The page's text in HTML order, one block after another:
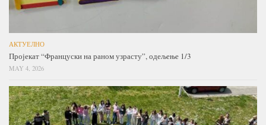
АКТУЕЛНО
Пројекат “Француски на раном узрасту”, одељење 1/3
MAY 4, 2026